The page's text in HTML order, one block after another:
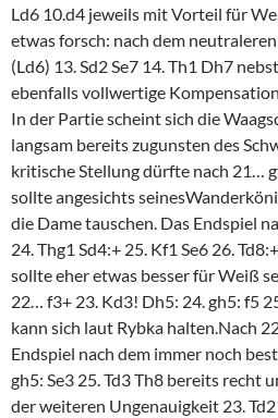
Ld6 10.d4 jeweils mit Vorteil für
etwas forsch: nach dem
(Ld6) 13. Sd2 Se7 14. Th1 Dh7
ebenfalls vollwertige
In der Partie scheint sich die
langsam bereits zugunsten des
kritische Stellung dürfte nach 21…
sollte angesichts
die Dame tauschen. Das Endspiel
24. Thg1 Sd4:+ 25. Kf1 Se6 26.
sollte eher etwas besser für Weiß
22… f3+ 23. Kd3! Dh5: 24. gh5: f5
kann sich laut Rybka halten.Nach
Endspiel nach dem immer noch
gh5: Se3 25. Td3 Th8 bereits recht
der weiteren Ungenauigkeit 23.